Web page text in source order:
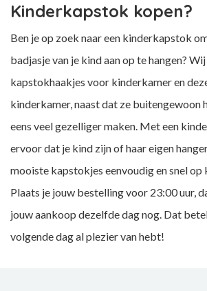
Kinderkapstok kopen?
Ben je op zoek naar een kinderkapstok
badjasje van je kind aan op te hangen?
kapstokhaakjes voor kinderkamer en
kinderkamer, naast dat ze buitengewoon
eens veel gezelliger maken. Met een
ervoor dat je kind zijn of haar eigen
mooiste kapstokjes eenvoudig en snel op
Plaats je jouw bestelling voor 23:00 uur,
jouw aankoop dezelfde dag nog. Dat
volgende dag al plezier van hebt!